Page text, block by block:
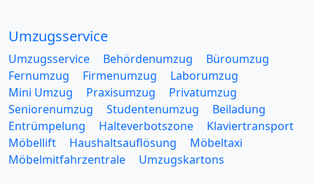
Umzugsservice
Umzugsservice Behördenumzug
Büroumzug
Fernumzug
Firmenumzug
Laborumzug
Mini Umzug
Praxisumzug
Privatumzug
Seniorenumzug
Studentenumzug
Beiladung
Entrümpelung
Halteverbotszone
Klaviertransport
Möbellift
Haushaltsauflösung
Möbeltaxi
Möbelmitfahrzentrale
Umzugskartons